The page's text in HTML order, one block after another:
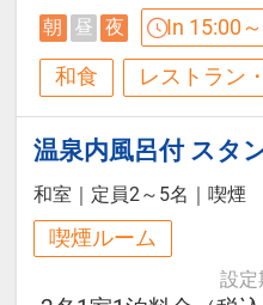
利用時間：
料金：3，300
※当日フロント
可）
オープンキッ
グにて
和洋バイキン
す。
■営業時間：
四季折々の旬
席料理と、箱
喫。
初めての箱根
ル・ファミリ
様におすすめ
箱根の自然に
朝 昼 夜 In 15:00
和食 レストラン
和室 ｜ 定員2～5名 ｜ 喫煙
喫煙ルーム
設定